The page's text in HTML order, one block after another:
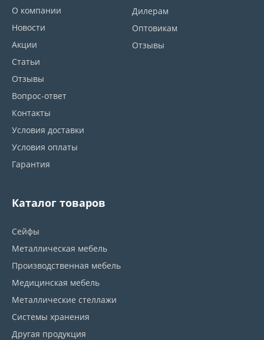
О компании
Новости
Акции
Статьи
Отзывы
Вопрос-ответ
Контакты
Условия доставки
Условия оплаты
Гарантия
Дилерам
Оптовикам
Отзывы
Каталог товаров
Сейфы
Металлическая мебель
Производственная мебель
Медицинская мебель
Металлические стеллажи
Системы хранения
Другая продукция